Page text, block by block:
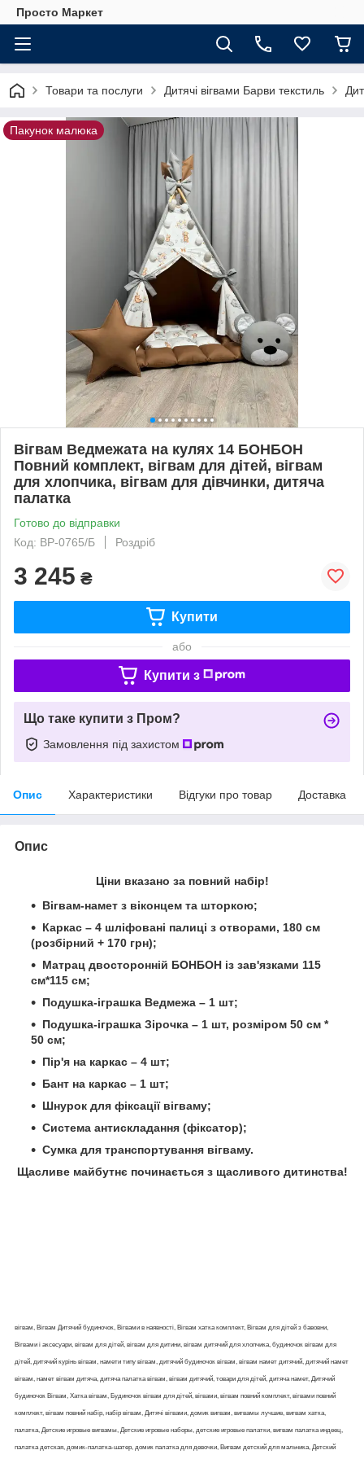
Просто Маркет
Товари та послуги Дитячі вігвами Барви текстиль
Пакунок малюка
Вігвам Ведмежата на кулях 14 БОНБОН
Повний комплект, вігвам для дітей, вігвам
для хлопчика, вігвам для дівчинки, дитяча
палатка
Готово до відправки
Код: ВР-0765/Б
Роздріб
3 245 ₴
Купити
або
Купити з
Що таке купити з Пром?
Замовлення під захистом
Опис Характеристики Відгуки про товар Доставка
Опис
Ціни вказано за повний набір!
Вігвам-намет з віконцем та шторкою;
Каркас – 4 шліфовані палиці з отворами, 180 см
(розбірний + 170 грн);
Матрац двосторонній БОНБОН із зав'язками 115
см*115 см;
Подушка-іграшка Ведмежа – 1 шт;
Подушка-іграшка Зірочка – 1 шт, розміром 50 см *
50 см;
Пір'я на каркас – 4 шт;
Бант на каркас – 1 шт;
Шнурок для фіксації вігваму;
Система антискладання (фіксатор);
Сумка для транспортування вігваму.
Щасливе майбутнє починається з щасливого дитинства!
вігвам, Вігвам Дитячий будиночок, Вігвами в наявності, Вігвам хатка комплект, Вігвам для дітей з бавовни,
Вігвами і аксесуари, вігвам для дітей, вігвам для дитини, вігвам дитячий для хлопчика, будиночок вігвам для
дітей, дитячий курінь вігвам, намети типу вігвам, дитячий будиночок вігвам, вігвам намет дитячий, дитячий намет
вігвам, намет вігвам дитяча, дитяча палатка вігвам, вігвам дитячий, товари для дітей, дитяча намет, Дитячий
будиночок Вігвам, Хатка вігвам, Будиночок вігвам для дітей, вігвами, вігвам повний комплект, вігвами повний
комплект, вігвам повний набір, набір вігвам, Дитячі вігвами, домик вигвам, вигвамы лучшие, вигвам хатка,
палатка, Детские игровые вигвамы, Детские игровые наборы, детские игровые палатки, вигвам палатка индеец,
палатка детская, домик-палатка-шатер, домик палатка для девочки, Вигвам детский для мальчика, Детский